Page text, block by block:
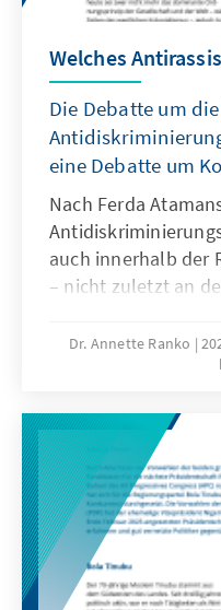
Welches
Die Debatte um
eine Debatte um
Nach Ferda
auch innerhalb der
– nicht zuletzt an
deshalb ihr
erläutern.
Dr. Annette Ranko